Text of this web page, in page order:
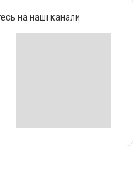
на наші канали